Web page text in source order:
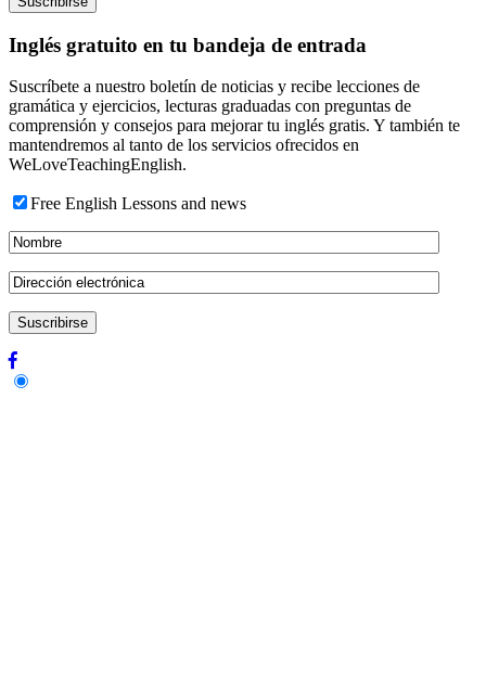
Inglés gratuito en tu bandeja de entrada
Suscríbete a nuestro boletín de noticias y recibe lecciones de
gramática y ejercicios, lecturas graduadas con preguntas de
comprensión y consejos para mejorar tu inglés gratis. Y también te
mantendremos al tanto de los servicios ofrecidos en
WeLoveTeachingEnglish.
Free English Lessons and news